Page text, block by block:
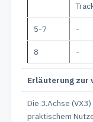
5-7 -
8 -
Erläuterung zur
Die 3.Achse
praktischem